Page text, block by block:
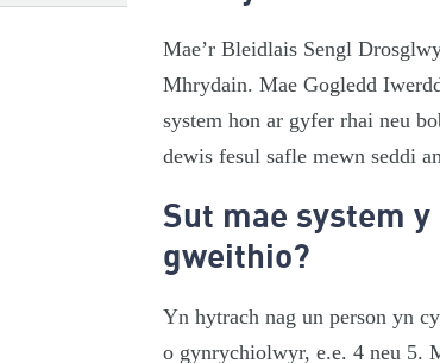
Mae’r Bleidlais Sengl
Mhrydain. Mae Gogledd
system hon ar gyfer rhai neu
dewis fesul safle mewn seddi
Sut mae system
gweithio?
Yn hytrach nag un person yn
o gynrychiolwyr, e.e. 4 neu 5.